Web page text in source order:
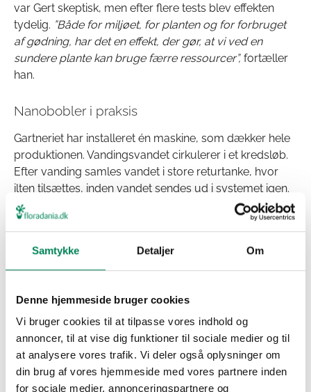
Samtykke Detaljer Om
Denne hjemmeside bruger cookies
Vi bruger cookies til at tilpasse vores indhold og
annoncer, til at vise dig funktioner til sociale medier og til
at analysere vores trafik. Vi deler også oplysninger om
din brug af vores hjemmeside med vores partnere inden
for sociale medier, annonceringspartnere og
var Gert skeptisk, men efter flere tests blev effekten
tydelig. ”Både for miljøet, for planten og for forbruget
af gødning, har det en effekt, der gør, at vi ved en
sundere plante kan bruge færre ressourcer”, fortæller
han.
Nanobobler i praksis
Gartneriet har installeret én maskine, som dækker hele
produktionen. Vandingsvandet cirkulerer i et kredsløb.
Efter vanding samles vandet i store returtanke, hvor
ilten tilsættes, inden vandet sendes ud i systemet igen.
Anlægget blev implementeret i efteråret 2025 og er
derfor stadig relativt nyt. Arbejdet er fortsat en
læringsproces, hvor systemets potentialer og
udfordringer undersøges. Der skal findes det mest
dermed reagerer negativt. I dag er systemer så
velfungerende, at de det meste af året kan nøjes med
at tilsætte nanobobler til vandingsvandet. I perioder
med meget varme supplerer de med biologiske midler.
Stabilitet i en kompleks produktion